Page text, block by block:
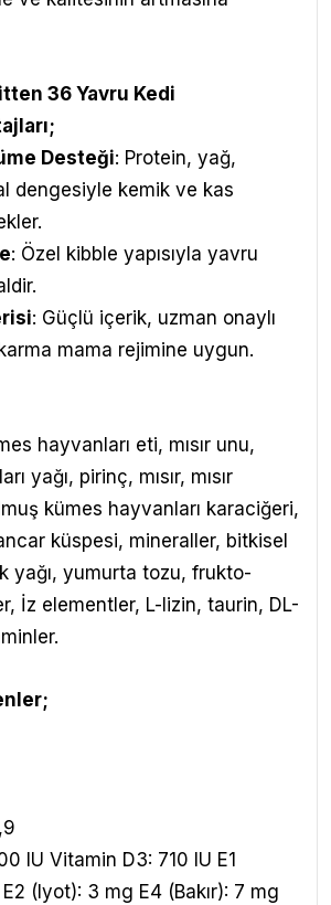
36 Yavru Kedi
;
Desteği: Protein, yağ,
dengesiyle kemik ve kas
: Özel kibble yapısıyla yavru
: Güçlü içerik, uzman onaylı
mama rejimine uygun.
hayvanları eti, mısır unu,
yağı, pirinç, mısır, mısır
kümes hayvanları karaciğeri,
küspesi, mineraller, bitkisel
yağı, yumurta tozu, frukto-
İz elementler, L-lizin, taurin, DL-
IU Vitamin D3: 710 IU E1
(Iyot): 3 mg E4 (Bakır): 7 mg